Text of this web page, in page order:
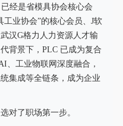
经是省模具协会核心会
工业协会”的核心会员、J软
汉G格力人力资源人才输
背景下，PLC 已成为复合
、工业物联网深度融合，
集成等全链条，成为企业
对了职场第一步。